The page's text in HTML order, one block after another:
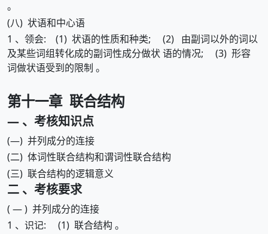
。
(八) 状语和中心语
1 、领会: (1) 状语的性质和种类; (2) 由副词以外的词以
及某些词组转化成的副词性成分做状 语的情况; (3) 形容
词做状语受到的限制 。
第十一章 联合结构
— 、考核知识点
(—) 并列成分的连接
(二) 体词性联合结构和谓词性联合结构
(三) 联合结构的逻辑意义
二 、考核要求
( — ) 并列成分的连接
1 、识记: (1) 联合结构 。